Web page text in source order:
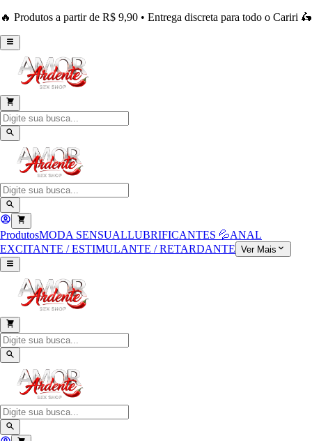
🔥 Produtos a partir de R$ 9,90 • Entrega discreta para todo o Cariri 🛵
ProdutosMODA SENSUALLUBRIFICANTES 💦ANAL
EXCITANTE / ESTIMULANTE / RETARDANTE Ver Mais